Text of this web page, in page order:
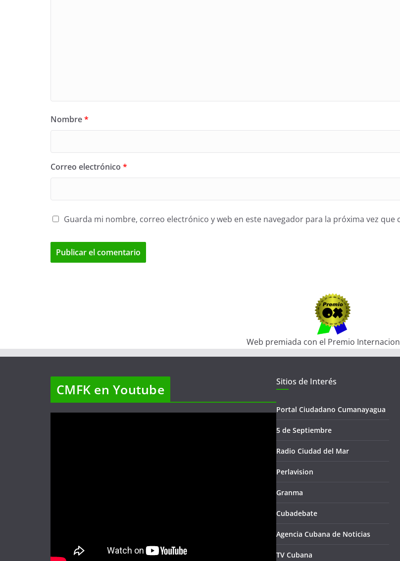
Nombre*
Correo electrónico *
Guarda mi nombre, correo electrónico y web en este navegador para la próxima vez que
Web premiada con el Premio
CMFK en Youtube Sitios de Interés
Portal Ciudadano Cumanayagua
5 de Septiembre
Radio Ciudad del Mar
Perlavision
Granma
Cubadebate
Agencia Cubana de Noticias
TV Cubana